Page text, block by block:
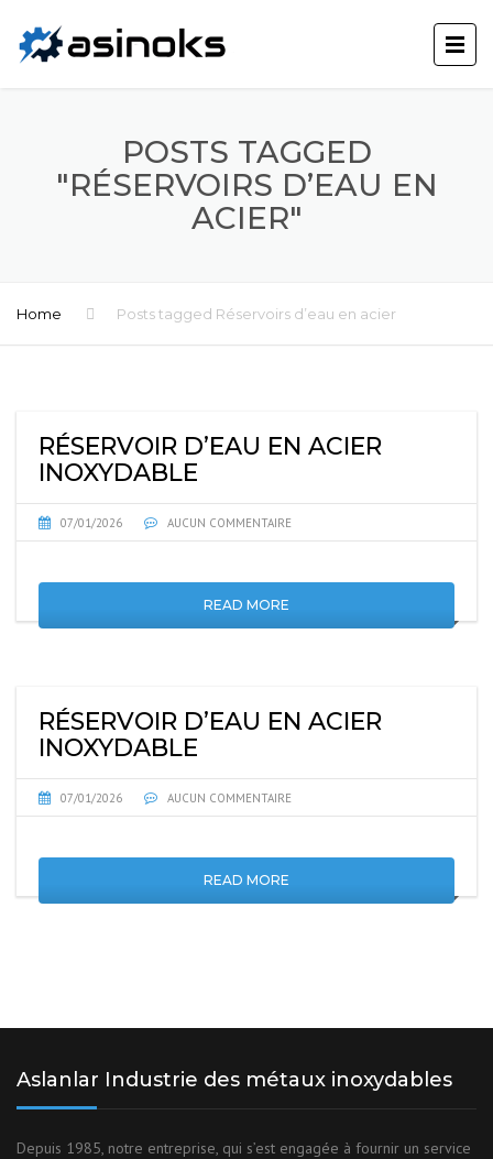
POSTS TAGGED
"RÉSERVOIRS D’EAU EN
ACIER"
Home Posts tagged Réservoirs d’eau en acier
RÉSERVOIR D’EAU EN ACIER
INOXYDABLE
07/01/2026 AUCUN COMMENTAIRE
READ MORE
RÉSERVOIR D’EAU EN ACIER
INOXYDABLE
07/01/2026 AUCUN COMMENTAIRE
READ MORE
Aslanlar Industrie des métaux inoxydables
Depuis 1985, notre entreprise, qui s’est engagée à fournir un service